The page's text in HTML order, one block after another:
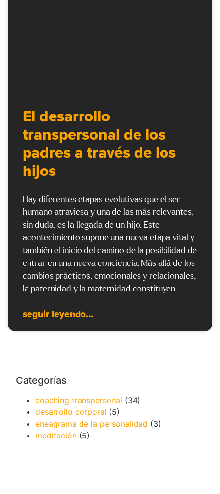
El desarrollo
transpersonal de los
padres a través de los
hijos
Hay diferentes etapas evolutivas que el ser
humano atraviesa y una de las más relevantes,
sin duda, es la llegada de un hijo. Este
acontecimiento supone una nueva etapa vital y
también el inicio del camino de la posibilidad de
entrar en una nueva conciencia. Más allá de los
cambios prácticos, emocionales y relacionales,
la paternidad y la maternidad constituyen…
seguir leyendo...
Categorías
coaching transpersonal (34)
desarrollo corporal (5)
eneagrama de la personalidad (3)
meditación (5)